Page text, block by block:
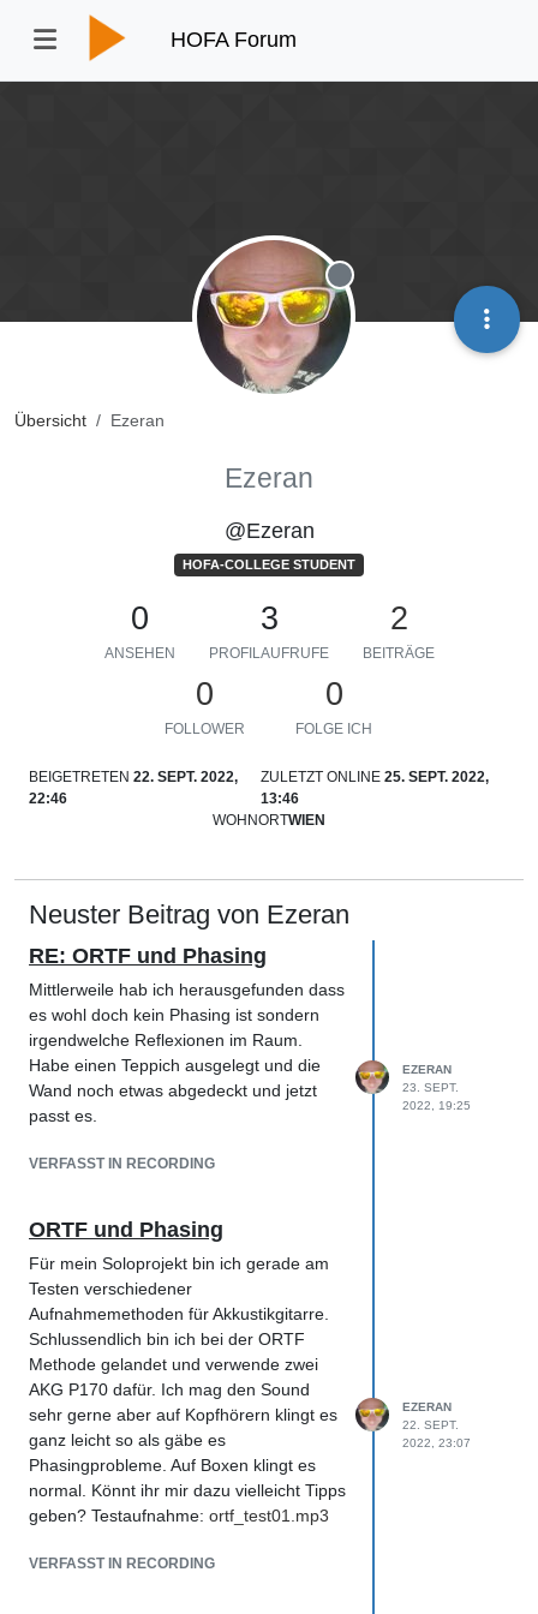
HOFA Forum
Übersicht Ezeran
Offline
Ezeran
@Ezeran
HOFA-COLLEGE STUDENT
0
ANSEHEN
3
PROFILAUFRUFE
2
BEITRÄGE
0
FOLLOWER
0
FOLGE ICH
BEIGETRETEN 22. SEPT. 2022,
22:46
ZULETZT ONLINE 25. SEPT. 2022,
13:46
WOHNORTWIEN
Neuster Beitrag von Ezeran
RE: ORTF und Phasing
Mittlerweile hab ich herausgefunden dass
es wohl doch kein Phasing ist sondern
irgendwelche Reflexionen im Raum.
Habe einen Teppich ausgelegt und die
Wand noch etwas abgedeckt und jetzt
passt es.
VERFASST IN RECORDING
EZERAN
23. SEPT.
2022, 19:25
ORTF und Phasing
Für mein Soloprojekt bin ich gerade am
Testen verschiedener
Aufnahmemethoden für Akkustikgitarre.
Schlussendlich bin ich bei der ORTF
Methode gelandet und verwende zwei
AKG P170 dafür. Ich mag den Sound
sehr gerne aber auf Kopfhörern klingt es
ganz leicht so als gäbe es
Phasingprobleme. Auf Boxen klingt es
normal. Könnt ihr mir dazu vielleicht Tipps
geben? Testaufnahme: ortf_test01.mp3
VERFASST IN RECORDING
EZERAN
22. SEPT.
2022, 23:07